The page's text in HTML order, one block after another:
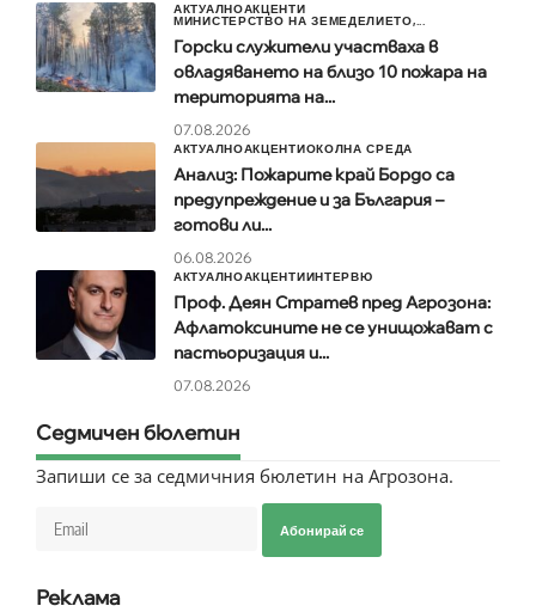
АКТУАЛНОАКЦЕНТИ
МИНИСТЕРСТВО НА ЗЕМЕДЕЛИЕТО,...
Горски служители участваха в
овладяването на близо 10 пожара на
територията на...
07.08.2026
АКТУАЛНОАКЦЕНТИОКОЛНА СРЕДА
Анализ: Пожарите край Бордо са
предупреждение и за България –
готови ли...
06.08.2026
АКТУАЛНОАКЦЕНТИИНТЕРВЮ
Проф. Деян Стратев пред Агрозона:
Афлатоксините не се унищожават с
пастьоризация и...
07.08.2026
Седмичен бюлетин
Запиши се за седмичния бюлетин на Агрозона.
Абонирай се
Реклама